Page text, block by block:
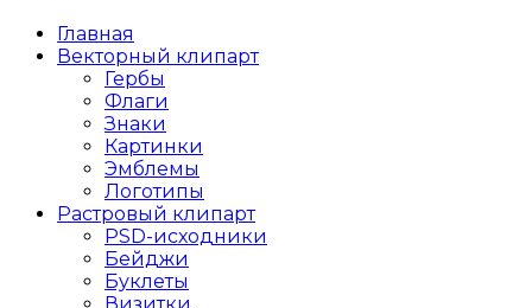
Главная
Векторный клипарт
Гербы
Флаги
Знаки
Картинки
Эмблемы
Логотипы
Растровый клипарт
PSD-исходники
Бейджи
Буклеты